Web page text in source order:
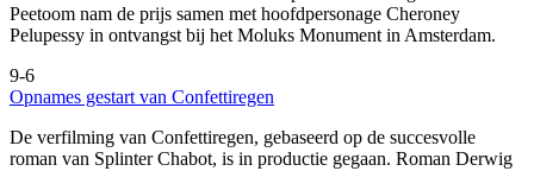
Peetoom nam de prijs samen met hoofdpersonage Cheroney
Pelupessy in ontvangst bij het Moluks Monument in Amsterdam.
9-6
Opnames gestart van Confettiregen
De verfilming van Confettiregen, gebaseerd op de succesvolle
roman van Splinter Chabot, is in productie gegaan. Roman Derwig